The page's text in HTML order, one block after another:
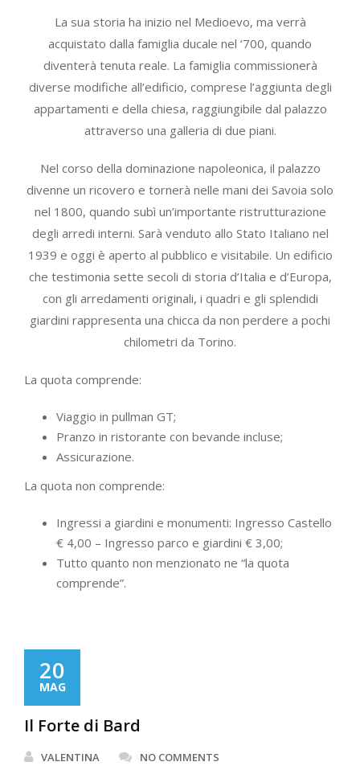
La sua storia ha inizio nel Medioevo, ma verrà
acquistato dalla famiglia ducale nel ‘700, quando
diventerà tenuta reale. La famiglia commissionerà
diverse modifiche all’edificio, comprese l’aggiunta degli
appartamenti e della chiesa, raggiungibile dal palazzo
attraverso una galleria di due piani.
Nel corso della dominazione napoleonica, il palazzo
divenne un ricovero e tornerà nelle mani dei Savoia solo
nel 1800, quando subì un’importante ristrutturazione
degli arredi interni. Sarà venduto allo Stato Italiano nel
1939 e oggi è aperto al pubblico e visitabile. Un edificio
che testimonia sette secoli di storia d’Italia e d’Europa,
con gli arredamenti originali, i quadri e gli splendidi
giardini rappresenta una chicca da non perdere a pochi
chilometri da Torino.
La quota comprende:
Viaggio in pullman GT;
Pranzo in ristorante con bevande incluse;
Assicurazione.
La quota non comprende:
Ingressi a giardini e monumenti: Ingresso Castello
€ 4,00 – Ingresso parco e giardini € 3,00;
Tutto quanto non menzionato ne “la quota
comprende”.
20
MAG
Il Forte di Bard
VALENTINA NO COMMENTS